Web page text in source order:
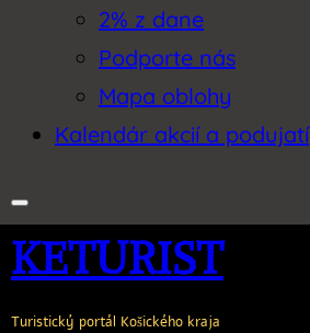
2% z dane
Podporte nás
Mapa oblohy
Kalendár akcií a podujatí
KETURIST
Turistický portál Košického kraja